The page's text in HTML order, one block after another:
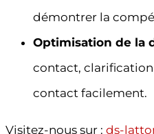
démontrer la
Optimisation de la
contact, clarification
contact facilement.
Visitez-nous sur : ds-